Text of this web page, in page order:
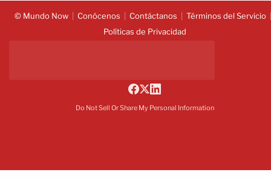
© Mundo Now Conócenos Contáctanos
Términos del Servicio
Políticas de Privacidad
Do Not Sell Or Share My Personal Information